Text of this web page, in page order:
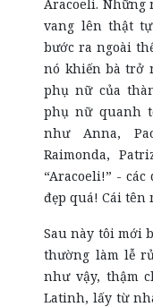
Aracoeli. Những
vang lên thật
bước ra ngoài
nó khiến bà trở
phụ nữ của
phụ nữ quanh
như Anna,
Raimonda,
“Aracoeli!” -
đẹp quá! Cái tên
Sau này tôi mới
thường làm lễ
như vậy, thậm
Latinh, lấy từ